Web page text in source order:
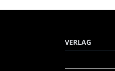
VERLAG